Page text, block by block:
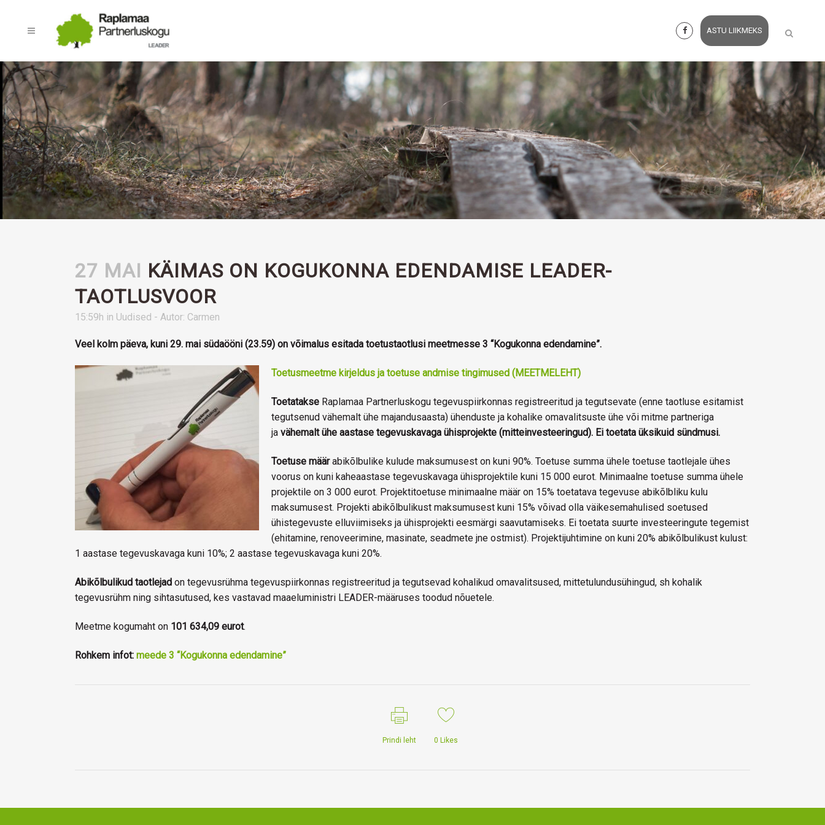
ASTU LIIKMEKS
27 MAI KÄIMAS ON KOGUKONNA EDENDAMISE LEADER-
TAOTLUSVOOR
15:59h in Uudised - Autor: Carmen
Veel kolm päeva, kuni 29. mai südaööni (23.59) on võimalus esitada toetustaotlusi meetmesse 3 “Kogukonna edendamine”.
Toetusmeetme kirjeldus ja toetuse andmise tingimused (MEETMELEHT)
Toetatakse Raplamaa Partnerluskogu tegevuspiirkonnas registreeritud ja tegutsevate (enne taotluse esitamist
tegutsenud vähemalt ühe majandusaasta) ühenduste ja kohalike omavalitsuste ühe või mitme partneriga
ja vähemalt ühe aastase tegevuskavaga ühisprojekte (mitteinvesteeringud). Ei toetata üksikuid sündmusi.
Toetuse määrabikõlbulike kulude maksumusest on kuni 90%. Toetuse summa ühele toetuse taotlejale ühes
voorus on kuni kaheaastase tegevuskavaga ühisprojektile kuni 15 000 eurot. Minimaalne toetuse summa ühele
projektile on 3 000 eurot. Projektitoetuse minimaalne määr on 15% toetatava tegevuse abikõlbliku kulu
maksumusest. Projekti abikõlbulikust maksumusest kuni 15% võivad olla väikesemahulised soetused
ühistegevuste elluviimiseks ja ühisprojekti eesmärgi saavutamiseks. Ei toetata suurte investeeringute tegemist
(ehitamine, renoveerimine, masinate, seadmete jne ostmist). Projektijuhtimine on kuni 20% abikõlbulikust kulust:
1 aastase tegevuskavaga kuni 10%; 2 aastase tegevuskavaga kuni 20%.
Abikõlbulikud taotlejad on tegevusrühma tegevuspiirkonnas registreeritud ja tegutsevad kohalikud omavalitsused, mittetulundusühingud, sh kohalik
tegevusrühm ning sihtasutused, kes vastavad maaeluministri LEADER-määruses toodud nõuetele.
Meetme kogumaht on 101 634,09 eurot.
Rohkem infot: meede 3 “Kogukonna edendamine”
Prindi leht 0 Likes